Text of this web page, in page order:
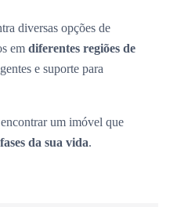
diversas opções de
em diferentes regiões de
e suporte para
um imóvel que
da sua vida.